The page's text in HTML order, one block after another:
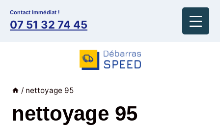
contenu
Contact Immédiat !
07 51 32 74 45
/ nettoyage 95
nettoyage 95